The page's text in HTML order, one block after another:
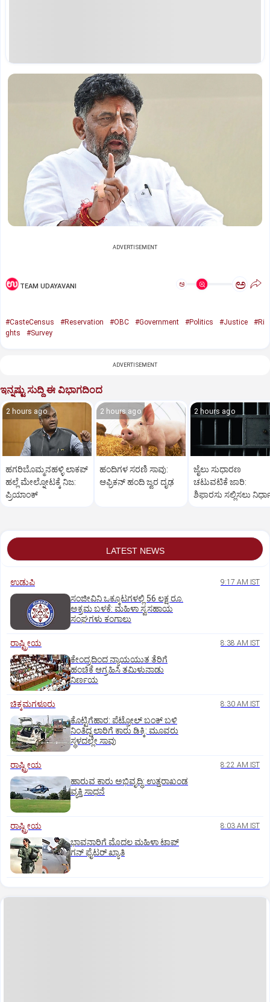
ADVERTISEMENT
TEAM UDAYAVANI ಅ ಅ
#CasteCensus #Reservation #OBC #Government #Politics #Justice
#Ri
ghts
#Survey
ADVERTISEMENT
ಇನ್ನಷ್ಟು ಸುದ್ದಿ ಈ ವಿಭಾಗದಿಂದ
2 hours ago
ಹಗರಿಬೊಮ್ಮನಹಳ್ಳಿ ಲಾಕಪ್‌
ಹಲ್ಲೆ ಮೇಲ್ನೋಟಕ್ಕೆ ನಿಜ:
ಪ್ರಿಯಾಂಕ್‌
2 hours ago
ಹಂದಿಗಳ ಸರಣಿ ಸಾವು:
ಆಫ್ರಿಕನ್‌ ಹಂದಿ ಜ್ವರ ದೃಢ
2 hours ago
ಜೈಲು ಸುಧಾರಣ
ಚಟುವಟಿಕೆ ಜಾರಿ:
ಶಿಫಾರಸು ಸಲ್ಲಿಸಲು
LATEST NEWS
ಉಡುಪಿ 9:17 AM IST
ಸಂಜೀವಿನಿ ಒಕ್ಕೂಟಗಳಲ್ಲಿ 56 ಲಕ್ಷ ರೂ.
ಅಕ್ರಮ ಬಳಕೆ: ಮಹಿಳಾ ಸ್ವಸಹಾಯ
ಸಂಘಗಳು ಕಂಗಾಲು
ರಾಷ್ಟ್ರೀಯ 8:38 AM IST
ಕೇಂದ್ರದಿಂದ ನ್ಯಾಯಯುತ ತೆರಿಗೆ
ಹಂಚಿಕೆ ಆಗ್ರಹಿಸಿ ತಮಿಳುನಾಡು
ನಿರ್ಣಯ
ಚಿಕ್ಕಮಗಳೂರು 8:30 AM IST
ಕೊಟ್ಟಿಗೆಹಾರ: ಪೆಟ್ರೋಲ್ ಬಂಕ್ ಬಳಿ
ನಿಂತಿದ್ದ ಲಾರಿಗೆ ಕಾರು ಡಿಕ್ಕಿ: ಮೂವರು
ಸ್ಥಳದಲ್ಲೇ ಸಾವು
ರಾಷ್ಟ್ರೀಯ 8:22 AM IST
ಹಾರುವ ಕಾರು ಅಭಿವೃದ್ಧಿ: ಉತ್ತರಾಖಂಡ
ವ್ಯಕ್ತಿ ಸಾಧನೆ
ರಾಷ್ಟ್ರೀಯ 8:03 AM IST
ಭಾವನಾರಿಗೆ ಮೊದಲ ಮಹಿಳಾ ಟಾಪ್‌
ಗನ್‌ ಫೈಟರ್‌ ಖ್ಯಾತಿ